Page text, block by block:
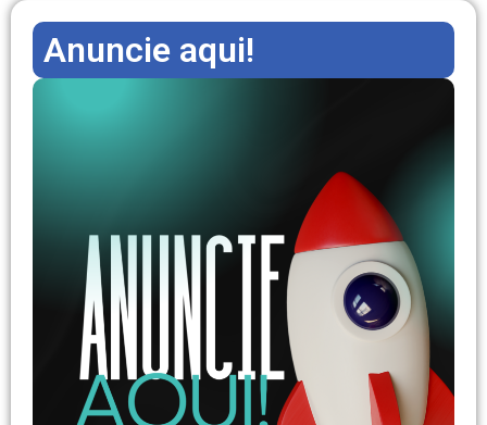
Anuncie aqui!